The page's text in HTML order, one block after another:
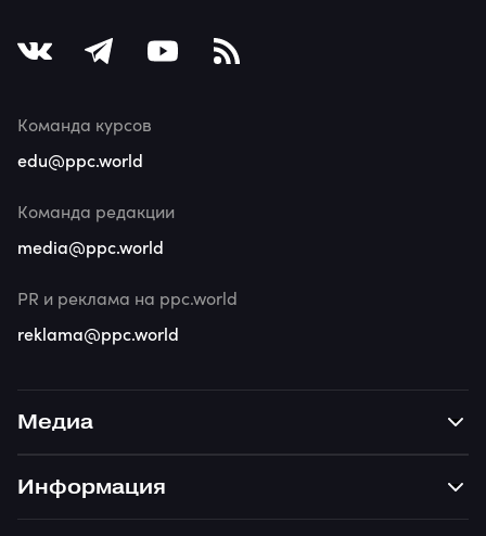
Медиа
Информация
Команда курсов
edu@ppc.world
Команда редакции
media@ppc.world
PR и реклама на ppc.world
reklama@ppc.world